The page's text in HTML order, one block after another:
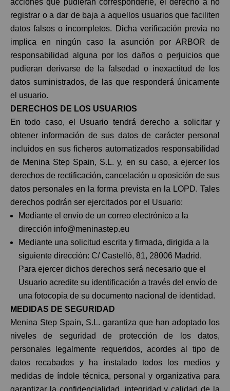
registrar o a dar de baja a aquellos usuarios que faciliten
datos falsos o incompletos. Dicha verificación previa no
implica en ningún caso la asunción por ARBOR de
responsabilidad alguna por los daños o perjuicios que
pudieran derivarse de la falsedad o inexactitud de los
datos suministrados, de las que responderá únicamente
el usuario.
DERECHOS DE LOS USUARIOS
En todo caso, el Usuario tendrá derecho a solicitar y
obtener información de sus datos de carácter personal
incluidos en sus ficheros automatizados responsabilidad
de Menina Step Spain, S.L. y, en su caso, a ejercer los
derechos de rectificación, cancelación u oposición de sus
datos personales en la forma prevista en la LOPD. Tales
derechos podrán ser ejercitados por el Usuario:
Mediante el envío de un correo electrónico a la
dirección info@meninastep.eu
Mediante una solicitud escrita y firmada, dirigida a la
siguiente dirección: C/ Castelló, 81, 28006 Madrid.
Para ejercer dichos derechos será necesario que el
Usuario acredite su identificación a través del envío de
una fotocopia de su documento nacional de identidad.
MEDIDAS DE SEGURIDAD
Menina Step Spain, S.L. garantiza que han adoptado los
niveles de seguridad de protección de los datos,
personales legalmente requeridos, acordes al tipo de
datos recabados y ha instalado todos los medios y
medidas de índole técnica, personal y organizativa para
garantizar la confidencialidad, integridad y calidad de la